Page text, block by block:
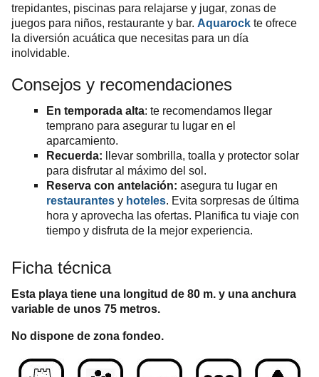
trepidantes, piscinas para relajarse y jugar, zonas de
juegos para niños, restaurante y bar. Aquarock te ofrece
la diversión acuática que necesitas para un día
inolvidable.
Consejos y recomendaciones
En temporada alta: te recomendamos llegar
temprano para asegurar tu lugar en el
aparcamiento.
Recuerda: llevar sombrilla, toalla y protector solar
para disfrutar al máximo del sol.
Reserva con antelación: asegura tu lugar en
restaurantes y hoteles. Evita sorpresas de última
hora y aprovecha las ofertas. Planifica tu viaje con
tiempo y disfruta de la mejor experiencia.
Ficha técnica
Esta playa tiene una longitud de 80 m. y una anchura
variable de unos 75 metros.
No dispone de zona fondeo.